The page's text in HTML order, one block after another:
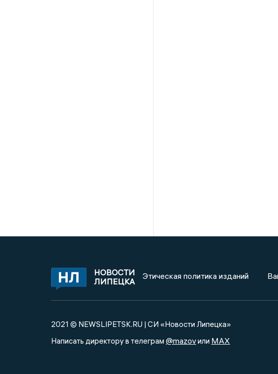
НОВОСТИ
ЛИПЕЦКА
Этическая политика изданий
2021 © NEWSLIPETSK.RU | СИ «Новости Липецка»
Написать директору в телеграм @mazovили MAX